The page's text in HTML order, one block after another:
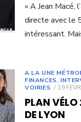
« A Jean Macé,
directe avec le
intéressant.
A LA UNE
FINANCES,
VOIRIES
POSTED
ON
19
PLAN
DE LYON